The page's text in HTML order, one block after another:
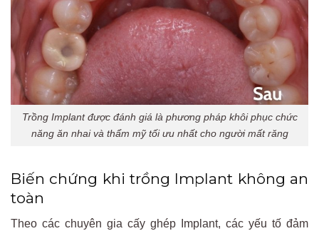
Trồng Implant được đánh giá là phương pháp khôi phục chức
năng ăn nhai và thẩm mỹ tối ưu nhất cho người mất răng
Biến chứng khi trồng Implant không an
toàn
Theo các chuyên gia cấy ghép Implant, các yếu tố đảm